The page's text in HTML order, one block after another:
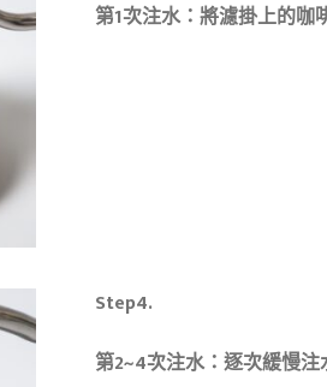
第1次注水：將濾掛上的
Step4.
第2~4次注水：逐次緩慢